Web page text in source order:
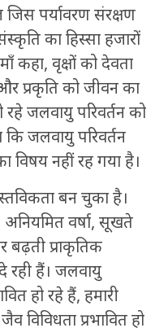
जिस पर्यावरण संरक्षण
का हिस्सा हजारों
कहा, वृक्षों को देवता
प्रकृति को जीवन का
रहे जलवायु परिवर्तन को
जलवायु परिवर्तन
विषय नहीं रह गया है।
बन चुका है।
वर्षा, सूखते
बढ़ती प्राकृतिक
रही हैं। जलवायु
हो रहे हैं, हमारी
विविधता प्रभावित हो